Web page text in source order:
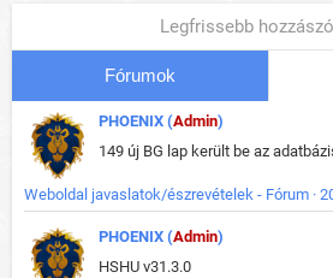
Legfrissebb
Fórumok
PHOENIX (Admin)
Weboldal javaslatok/észrevételek - Fórum ·
PHOENIX (Admin)
HSHU v31.3.0